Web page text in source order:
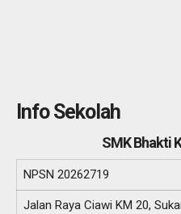
Info Sekolah
SMK Bhakti
NPSN 20262719
Jalan Raya Ciawi KM 20,